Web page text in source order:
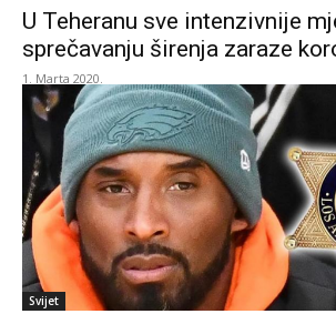
U Teheranu sve intenzivnije
sprečavanju širenja zaraze
1. Marta 2020.
Svijet